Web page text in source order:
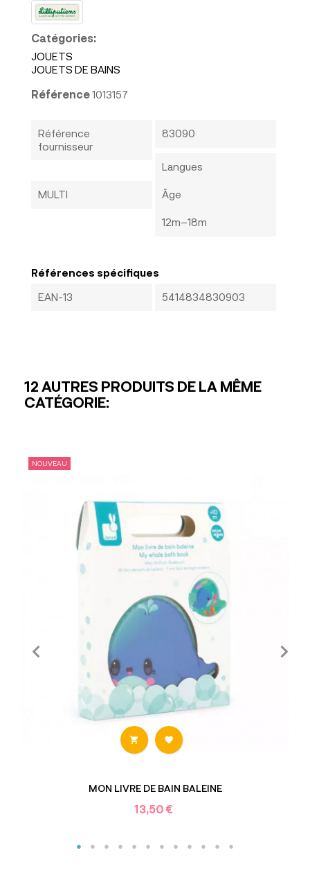
Catégories:
JOUETS
JOUETS DE BAINS
Référence1013157
Référence
fournisseur
83090
Langues
MULTI Âge
12m–18m
Références spécifiques
EAN-13
5414834830903
12 AUTRES PRODUITS DE LA MÊME
CATÉGORIE:
NOUVEAU
 
MON LIVRE DE BAIN BALEINE
13,50 €